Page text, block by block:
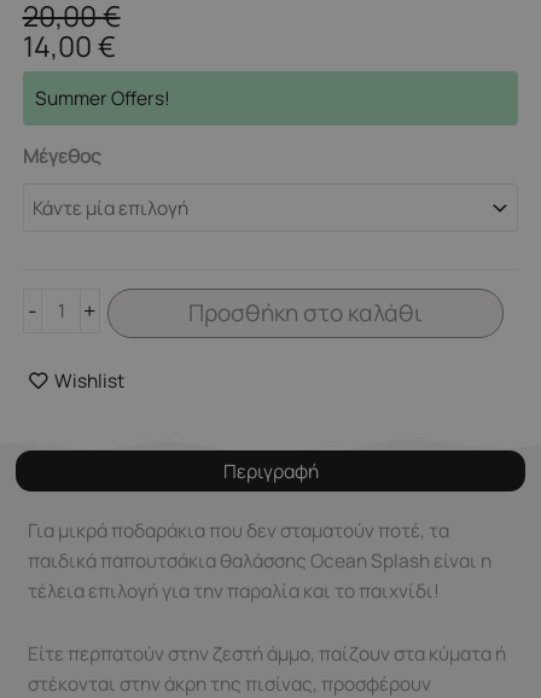
20,00€
14,00€
Summer Offers!
Μέγεθος
-
LITTLE
Παιδικά
παπουτσάκια
θαλάσσης
+ Προσθήκη στο καλάθι
Wishlist
Περιγραφή
Για μικρά ποδαράκια που δεν σταματούν ποτέ, τα
παιδικά παπουτσάκια θαλάσσης Ocean Splash είναι η
τέλεια επιλογή για την παραλία και το παιχνίδι!
Είτε περπατούν στην ζεστή άμμο, παίζουν στα κύματα ή
στέκονται στην άκρη της πισίνας, προσφέρουν